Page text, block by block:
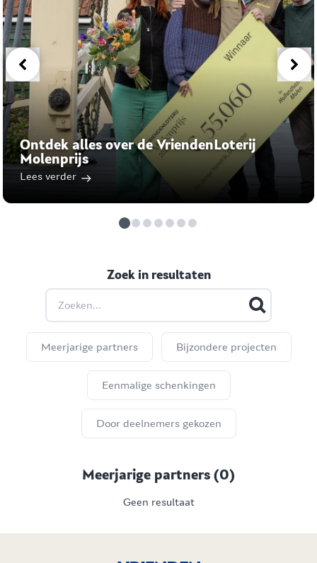
Ontdek alles over de VriendenLoterij
Molenprijs
Lees verder
Zoek in resultatenZoek in resultaten
Meerjarige partners Bijzondere projecten
Eenmalige schenkingen
Door deelnemers gekozen
Meerjarige partners (0)
Geen resultaat